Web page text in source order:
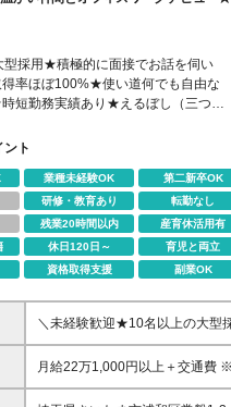
採用★積極的に面接でお話を伺い
率ほぼ100%★使い道何でも自由な
短勤務実績あり★えるぼし（三つ
ント
業種未経験OK 第二新卒OK
研修・教育あり 転勤なし
残業20時間以内 産育休活用有
休日120日～ 育児と両立
資格取得支援 副業OK
＼未経験歓迎★10名以上の大型
ビュー・第二新卒の方も歓迎 ◆
職回数は不問 ◆学歴不問 ◇◆Aさん《12：00～21：
から！ 混雑した電車を避けて、
月給22万1,000円以上＋交通費 ※上記には業務手当と
して固定残業代（1万3,600円/月